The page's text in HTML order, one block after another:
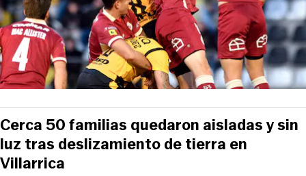
Cerca 50 familias quedaron aisladas y sin
luz tras deslizamiento de tierra en
Villarrica